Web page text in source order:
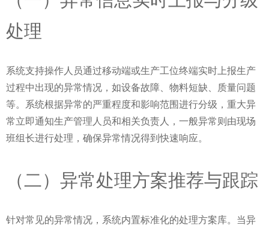
处理
系统支持操作人员通过移动端或生产工位终端实时上报生产
过程中出现的异常情况，如设备故障、物料短缺、质量问题
等。系统根据异常的严重程度和影响范围进行分级，重大异
常立即通知生产管理人员和相关负责人，一般异常则由现场
班组长进行处理，确保异常情况得到快速响应。
（二）异常处理方案推荐与跟踪
针对常见的异常情况，系统内置标准化的处理方案库。当异